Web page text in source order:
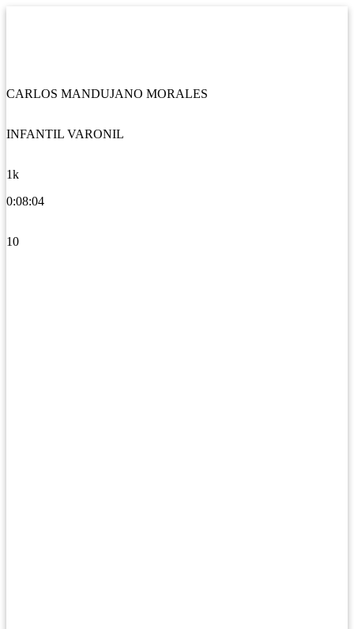
CARLOS MANDUJANO MORALES
INFANTIL VARONIL
1k
0:08:04
10